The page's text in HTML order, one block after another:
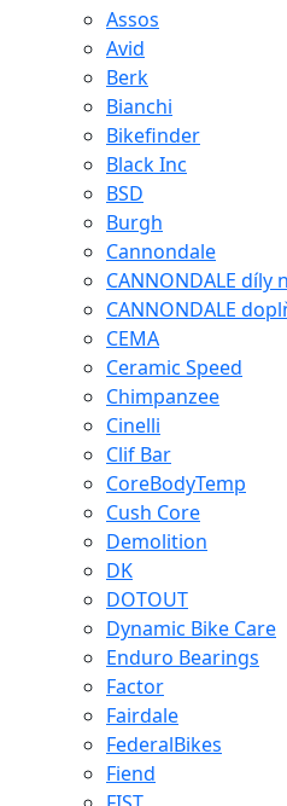
Assos
Avid
Berk
Bianchi
Bikefinder
Black Inc
BSD
Burgh
Cannondale
CANNONDALE díly
CANNONDALE
CEMA
Ceramic Speed
Chimpanzee
Cinelli
Clif Bar
CoreBodyTemp
Cush Core
Demolition
DK
DOTOUT
Dynamic Bike Care
Enduro Bearings
Factor
Fairdale
FederalBikes
Fiend